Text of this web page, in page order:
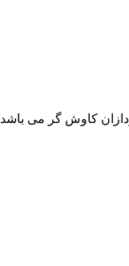
کاوش گر می باشد